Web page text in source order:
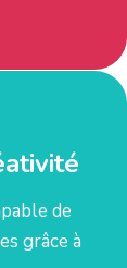
de
grâce à